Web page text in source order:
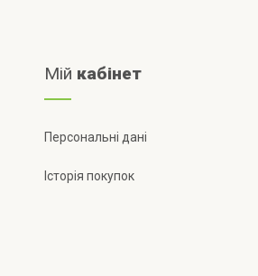
Мій кабінет
Персональні дані
Історія покупок